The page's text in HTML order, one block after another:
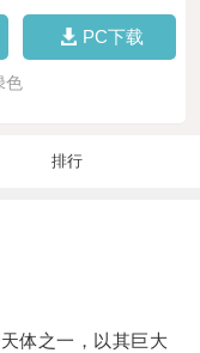
PC下载
色
排行
体之一，以其巨大